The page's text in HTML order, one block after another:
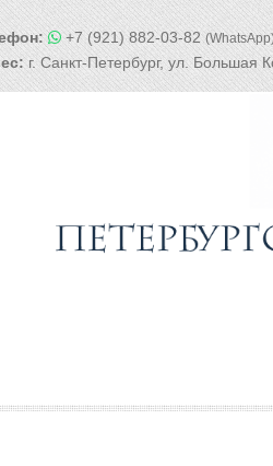
+7 (921) 882-03-82
г. Санкт-Петербург, ул. Большая